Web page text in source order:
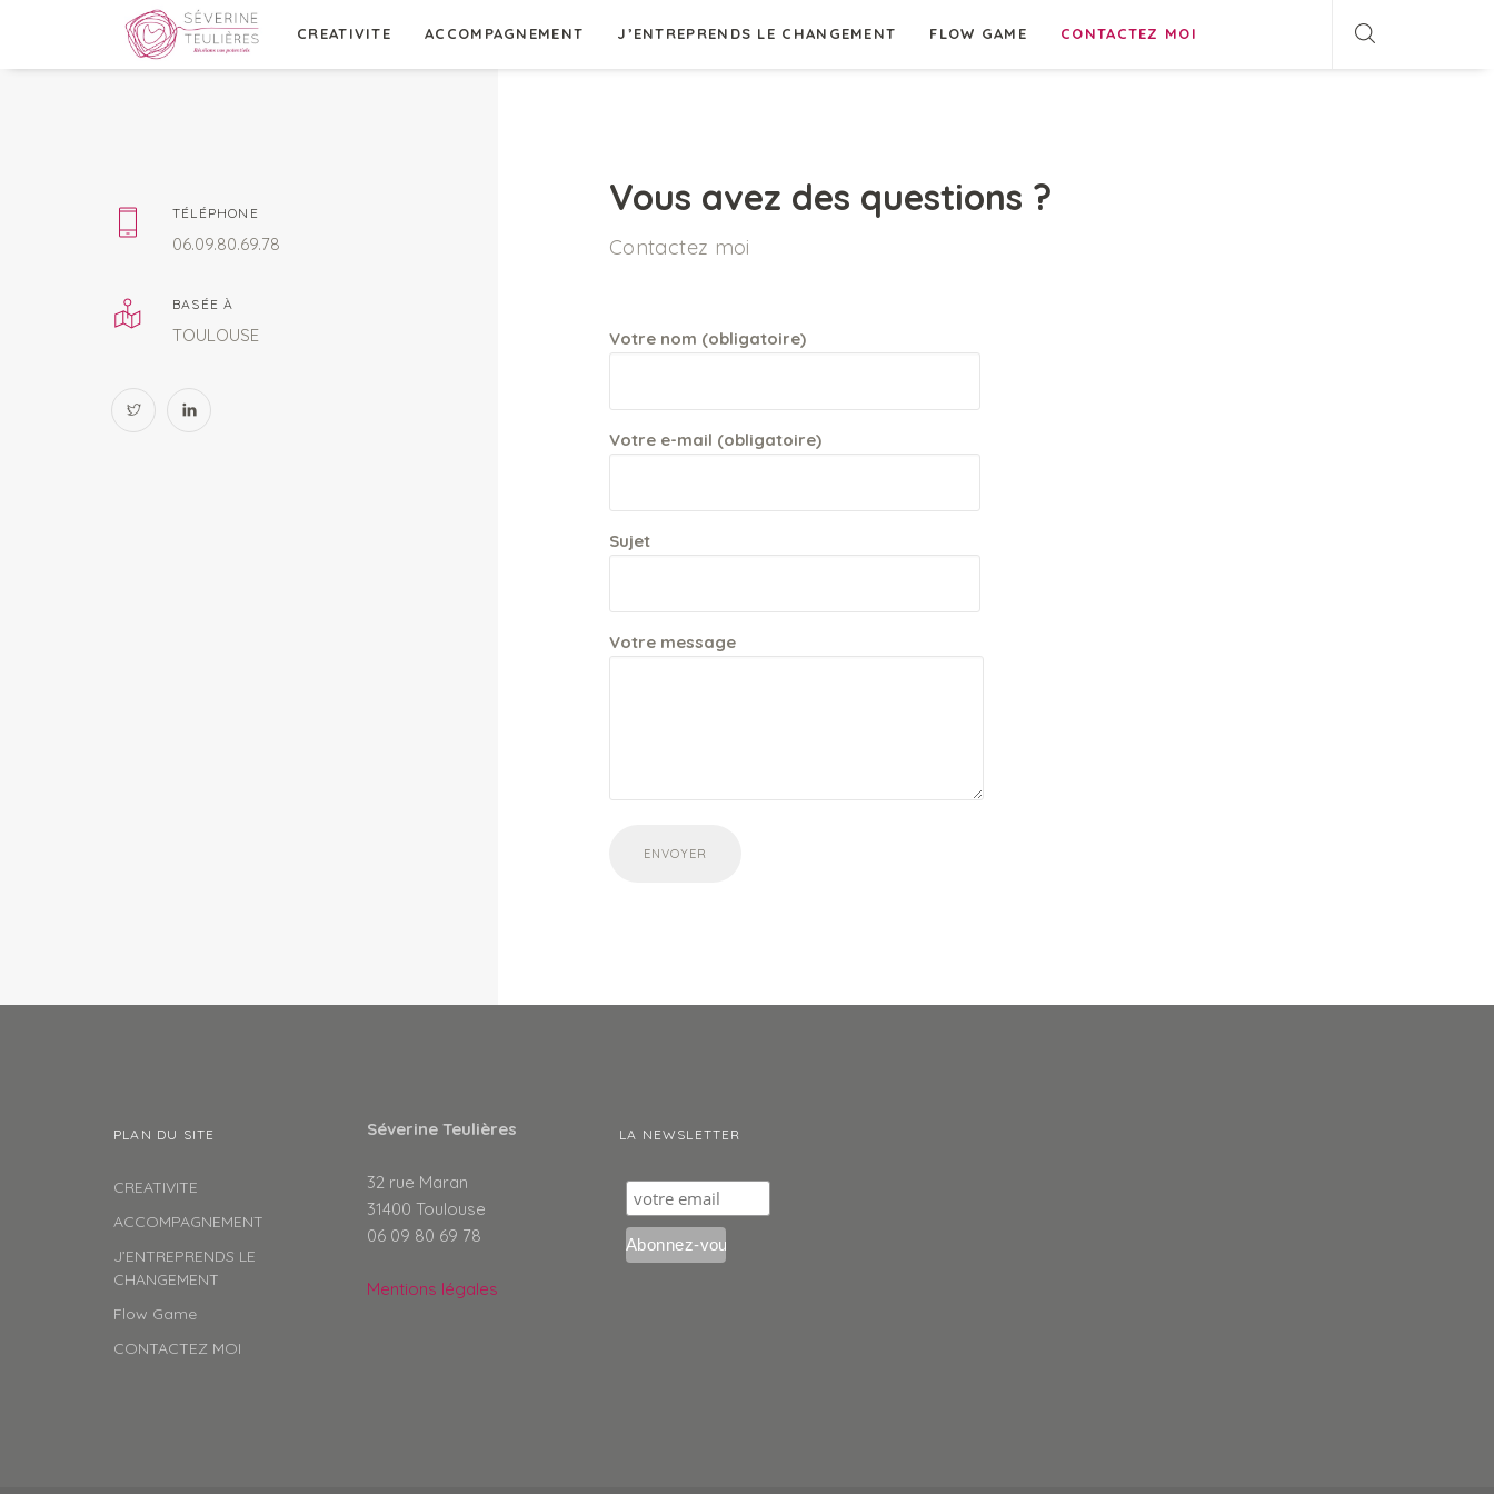
CREATIVITE ACCOMPAGNEMENT J’ENTREPRENDS LE CHANGEMENT FLOW GAME CONTACTEZ MOI
TÉLÉPHONE
06.09.80.69.78
BASÉE À
TOULOUSE
Vous avez des questions ?
Contactez moi
Votre nom (obligatoire)
Votre e-mail (obligatoire)
Sujet
Votre message
PLAN DU SITE
CREATIVITE
ACCOMPAGNEMENT
J’ENTREPRENDS LE
CHANGEMENT
Flow Game
CONTACTEZ MOI
Séverine Teulières
32 rue Maran
31400 Toulouse
06 09 80 69 78
Mentions légales
LA NEWSLETTER